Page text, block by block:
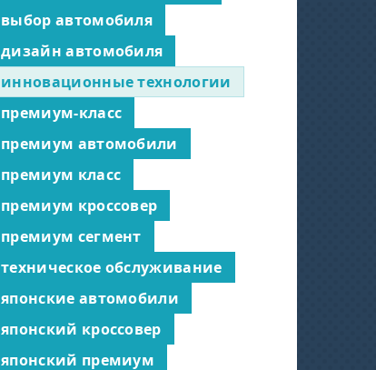
выбор автомобиля
дизайн автомобиля
инновационные технологии
премиум-класс
премиум автомобили
премиум класс
премиум кроссовер
премиум сегмент
техническое обслуживание
японские автомобили
японский кроссовер
японский премиум